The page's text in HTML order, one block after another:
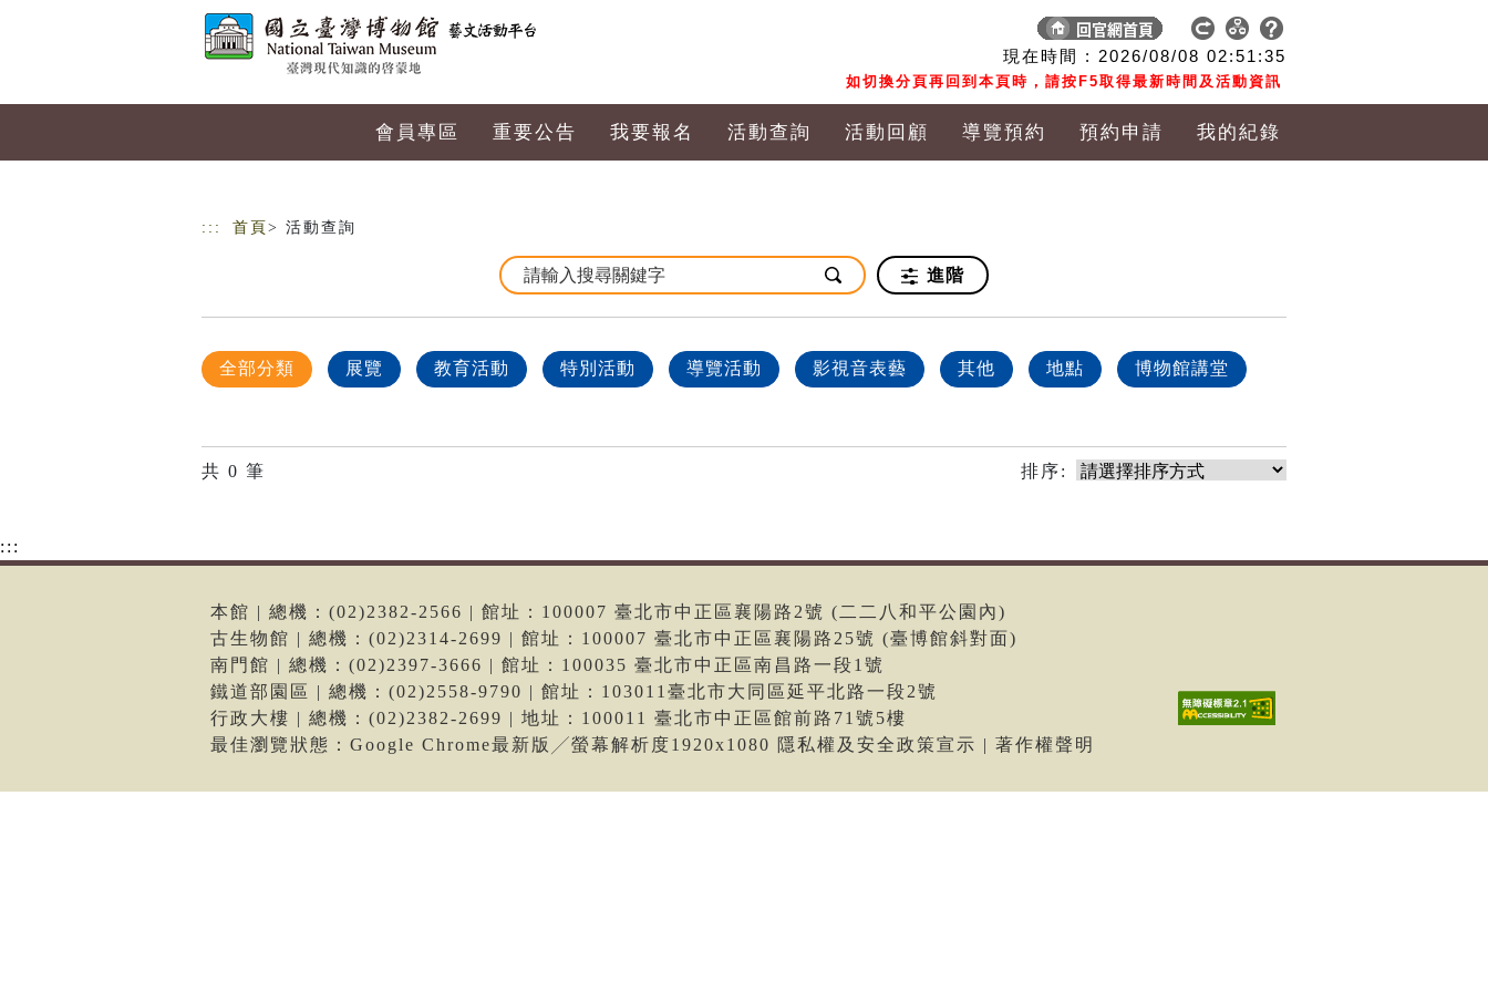
現在時間 : 2026/08/08 02:51:35
如切換分頁再回到本頁時，請按F5取得最新時間及活動資訊
會員專區 重要公告 我要報名 活動查詢 活動回顧 導覽預約 預約申請 我的紀錄
::: 首頁 > 活動查詢
進階
全部分類 展覽 教育活動 特別活動 導覽活動 影視音表藝 其他 地點 博物館講堂
共 0 筆 排序:
:::
本館 | 總機：(02)2382-2566 | 館址：100007 臺北市中正區襄陽路2號 (二二八和平公園內)
古生物館 | 總機：(02)2314-2699 | 館址：100007 臺北市中正區襄陽路25號 (臺博館斜對面)
南門館 | 總機：(02)2397-3666 | 館址：100035 臺北市中正區南昌路一段1號
鐵道部園區 | 總機：(02)2558-9790 | 館址：103011臺北市大同區延平北路一段2號
行政大樓 | 總機：(02)2382-2699 | 地址：100011 臺北市中正區館前路71號5樓
最佳瀏覽狀態：Google Chrome最新版╱螢幕解析度1920x1080 隱私權及安全政策宣示 | 著作權聲明